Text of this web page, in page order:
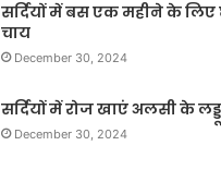
सर्दियों में बस एक महीने के लिए
चाय
December 30, 2024
सर्दियों में रोज खाएं अलसी के
December 30, 2024